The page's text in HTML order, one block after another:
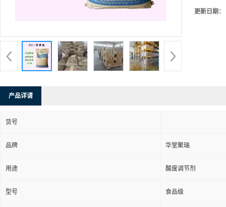
更新日期：
产品详请
货号
品牌 华堂聚瑞
用途 酸度调节剂
型号 食品级